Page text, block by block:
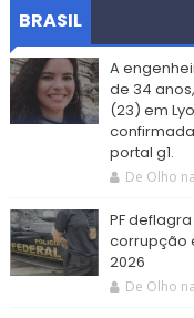
BRASIL
A
de 34
(23) em
portal g1.
De Olho
PF
corrupção
2026
De Olho